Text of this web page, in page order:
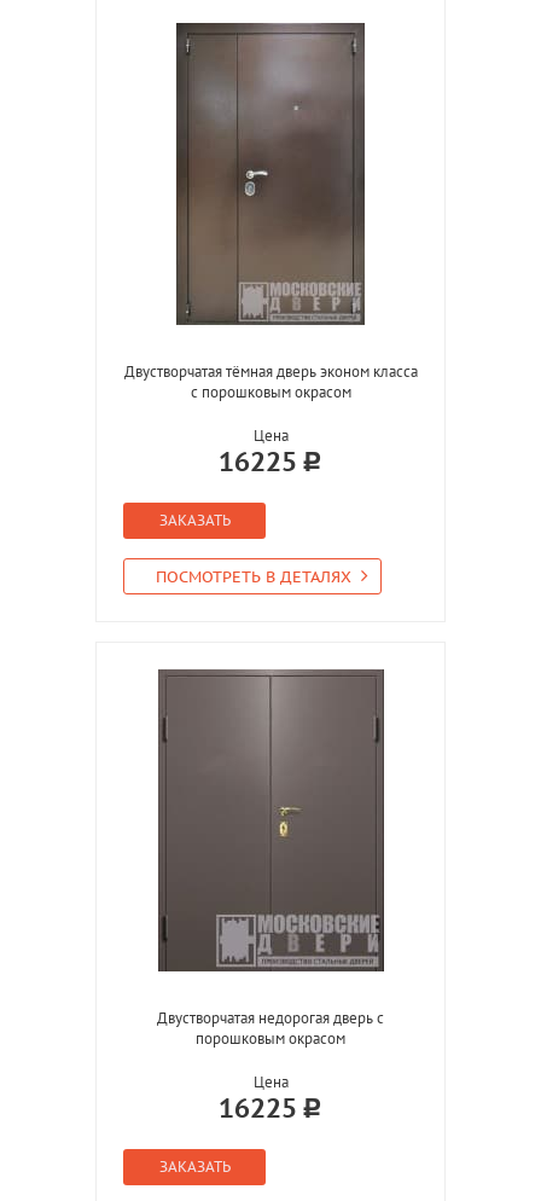
Двустворчатая тёмная дверь эконом класса
с порошковым окрасом
Цена
16225
ЗАКАЗАТЬ
ПОСМОТРЕТЬ В ДЕТАЛЯХ
Двустворчатая недорогая дверь с
порошковым окрасом
Цена
16225
ЗАКАЗАТЬ